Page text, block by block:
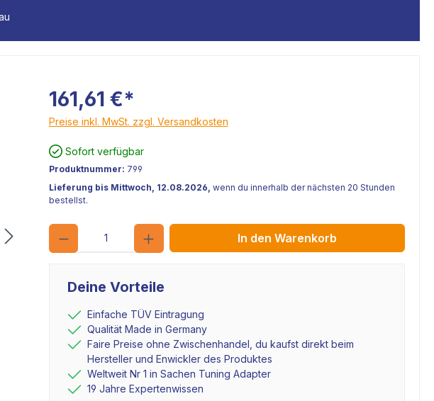
161,61 €*
Preise inkl. MwSt. zzgl. Versandkosten
Sofort verfügbar
Produktnummer: 799
Lieferung bis Mittwoch, 12.08.2026, wenn du innerhalb der nächsten 20 Stunden
bestellst.
Anzahl
In den Warenkorb
Deine Vorteile
Einfache TÜV Eintragung
Qualität Made in Germany
Faire Preise ohne Zwischenhandel, du kaufst direkt beim
Hersteller und Enwickler des Produktes
Weltweit Nr 1 in Sachen Tuning Adapter
19 Jahre Expertenwissen